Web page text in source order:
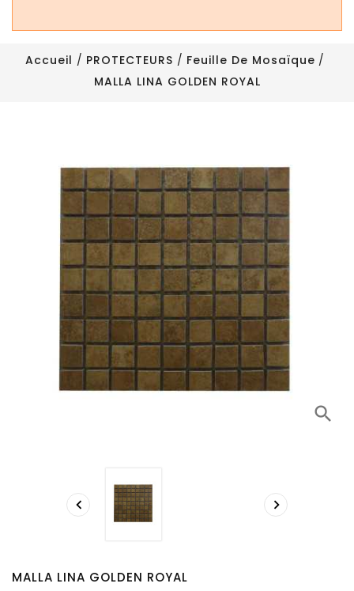
Accueil PROTECTEURS
Feuille De Mosaïque
MALLA LINA GOLDEN ROYAL
search
 
MALLA LINA GOLDEN ROYAL